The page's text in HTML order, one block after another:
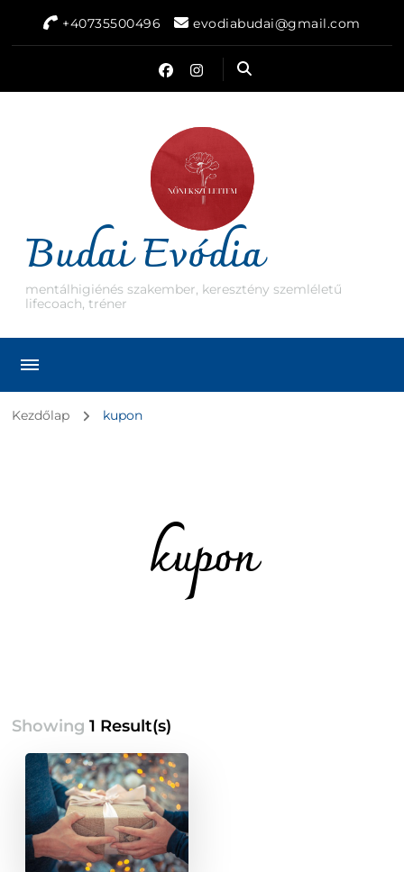
+40735500496 evodiabudai@gmail.com
Budai Evódia
mentálhigiénés szakember, keresztény szemléletű
lifecoach, tréner
Kezdőlap kupon
kupon
Showing1 Result(s)